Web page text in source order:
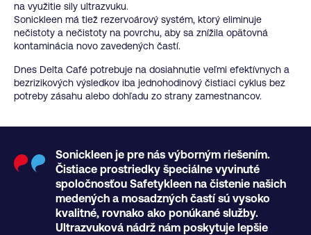
na využitie sily ultrazvuku.
Sonickleen má tiež rezervoárový systém, ktorý eliminuje
nečistoty a nečistoty na povrchu, aby sa znížila opätovná
kontaminácia novo zavedených častí.
Dnes Delta Café potrebuje na dosiahnutie veľmi efektívnych a
bezrizikových výsledkov iba jednohodinový čistiaci cyklus bez
potreby zásahu alebo dohľadu zo strany zamestnancov.
Sonickleen je pre nás výborným riešením.
Čistiace prostriedky špeciálne vyvinuté
spoločnosťou Safetykleen na čistenie našich
medených a mosadzných častí sú vysoko
kvalitné, rovnako ako ponúkané služby.
Ultrazvuková nádrž nám poskytuje lepšie